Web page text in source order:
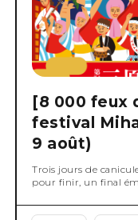
[8 000 feux
festival
9 août)
Trois jours de
pour finir, un final